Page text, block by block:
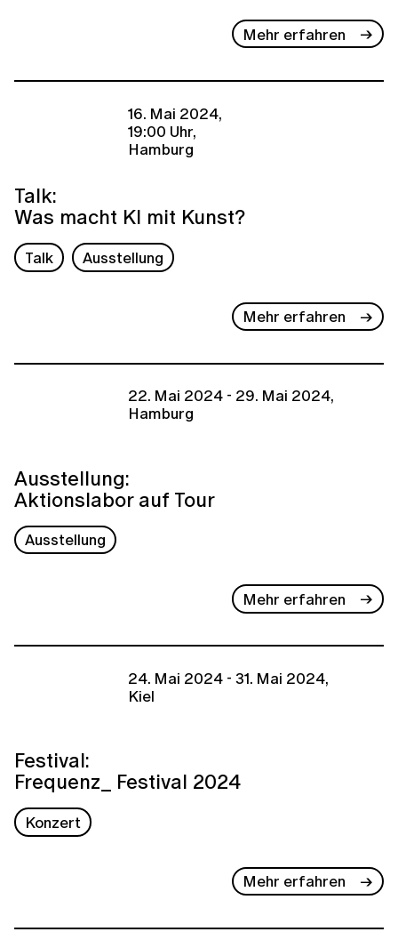
Mehr erfahren
16. Mai 2024,
19:00 Uhr,
Hamburg
Talk:
Was macht KI mit Kunst?
Talk Ausstellung
Mehr erfahren
22. Mai 2024 - 29. Mai 2024,
Hamburg
Ausstellung:
Aktionslabor auf Tour
Ausstellung
Mehr erfahren
24. Mai 2024 - 31. Mai 2024,
Kiel
Festival:
Frequenz_ Festival 2024
Konzert
Mehr erfahren